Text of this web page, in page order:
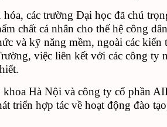
hóa, các trường Đại học đã chú
chất cá nhân cho thế hệ công
và kỹ năng mềm, ngoài các
việc liên kết với các công ty
Hà Nội và công ty cổ phần
triển hợp tác về hoạt động đào